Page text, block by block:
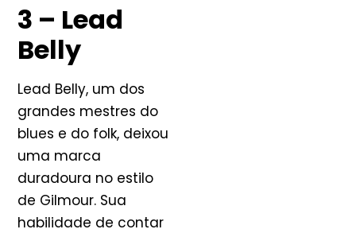
3 – Lead
Belly
Lead Belly, um dos
grandes mestres do
blues e do folk, deixou
uma marca
duradoura no estilo
de Gilmour. Sua
habilidade de contar